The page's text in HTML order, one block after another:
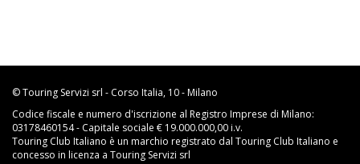
© Touring Servizi srl - Corso Italia, 10 - Milano
Codice fiscale e numero d'iscrizione al Registro Imprese di Milano:
03178460154 - Capitale sociale € 19.000.000,00 i.v.
Touring Club Italiano è un marchio registrato dal Touring Club Italiano e
concesso in licenza a Touring Servizi srl